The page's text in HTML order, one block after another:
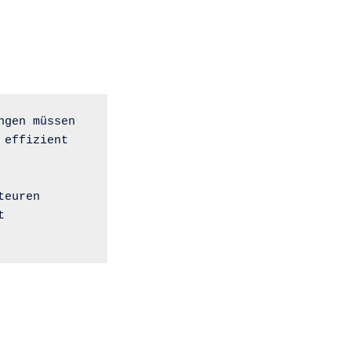
müssen
effizient